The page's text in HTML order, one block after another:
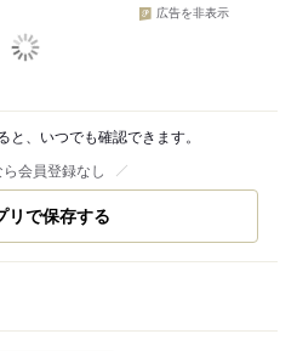
広告を非表示
と、いつでも確認できます。
会員登録なし
リで保存する